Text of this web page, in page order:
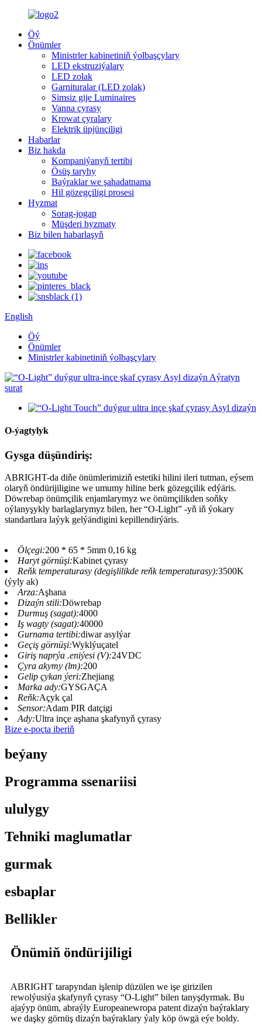
Öý
Önümler
Ministrler kabinetiniň ýolbaşçylary
LED ekstruziýalary
LED zolak
Garnituralar (LED zolak)
Simsiz gije Luminaires
Vanna çyrasy
Krowat çyralary
Elektrik üpjünçiligi
Habarlar
Biz hakda
Kompaniýanyň tertibi
Ösüş taryhy
Baýraklar we şahadatnama
Hil gözegçiligi prosesi
Hyzmat
Sorag-jogap
Müşderi hyzmaty
Biz bilen habarlaşyň
English
Öý
Önümler
Ministrler kabinetiniň ýolbaşçylary
O-ýagtylyk
Gysga düşündiriş:
ABRIGHT-da diňe önümlerimiziň estetiki hilini ileri tutman, eýsem
olaryň öndürijiligine we umumy hiline berk gözegçilik edýäris.
Döwrebap önümçilik enjamlarymyz we önümçilikden soňky
oýlanyşykly barlaglarymyz bilen, her “O-Light” -yň iň ýokary
standartlara laýyk gelýändigini kepillendirýäris.
Ölçegi:200 * 65 * 5mm 0,16 kg
Haryt görnüşi:Kabinet çyrasy
Reňk temperaturasy (degişlilikde reňk temperaturasy):3500K
(ýyly ak)
Arza:Aşhana
Dizaýn stili:Döwrebap
Durmuş (sagat):4000
Iş wagty (sagat):40000
Gurnama tertibi:diwar asylýar
Geçiş görnüşi:Wyklýuçatel
Giriş naprýa .eniýesi (V):24VDC
Çyra akymy (lm):200
Gelip çykan ýeri:Zhejiang
Marka ady:GYSGAÇA
Reňk:Açyk çal
Sensor:Adam PIR datçigi
Ady:Ultra inçe aşhana şkafynyň çyrasy
Bize e-poçta iberiň
beýany
Programma ssenariisi
ululygy
Tehniki maglumatlar
gurmak
esbaplar
Bellikler
Önümiň öndürijiligi
ABRIGHT tarapyndan işlenip düzülen we işe girizilen
rewolýusiýa şkafynyň çyrasy “O-Light” bilen tanyşdyrmak. Bu
ajaýyp önüm, abraýly Europeanewropa patent dizaýn baýraklary
we daşky görnüş dizaýn baýraklary ýaly köp öwgä eýe boldy.